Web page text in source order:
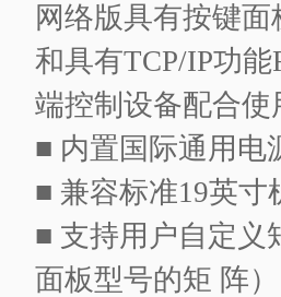
网络版具有按键面
和具有TCP/IP功能
端控制设备配合使
■ 内置国际通用电
■ 兼容标准19英寸
■ 支持用户自定义
面板型号的矩 阵）